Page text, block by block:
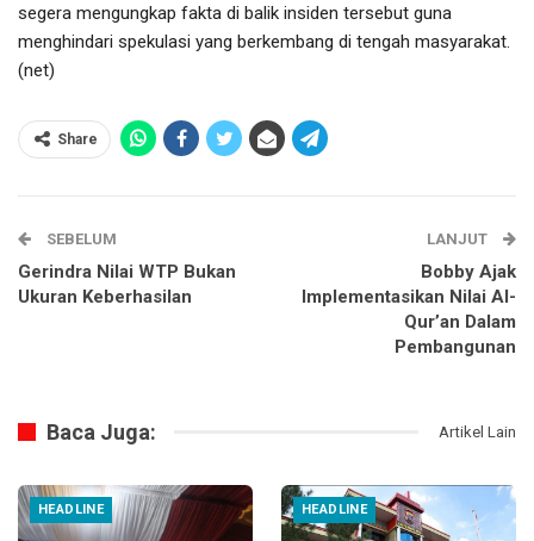
segera mengungkap fakta di balik insiden tersebut guna
menghindari spekulasi yang berkembang di tengah masyarakat.
(net)
Share
SEBELUM
Gerindra Nilai WTP Bukan
Ukuran Keberhasilan
LANJUT
Bobby Ajak
Implementasikan Nilai Al-
Qur’an Dalam
Pembangunan
Baca Juga: Artikel Lain
HEADLINE HEADLINE